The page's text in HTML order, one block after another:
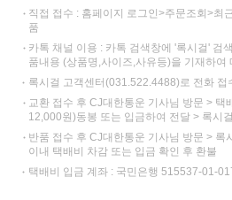
직접 접수 : 홈페이지 로그인>주문조회>최
품
카톡 채널 이용 : 카톡 검색창에 '록시걸' 검
품내용 (상품명,사이즈,사유등)을 기재하여
록시걸 고객센터(031.522.4488)로 전화 접
교환 접수 후 CJ대한통운 기사님 방문 >
12,000원)동봉 또는 입금하여 전달 > 록시
반품 접수 후 CJ대한통운 기사님 방문 > 록
이내 택배비 차감 또는 입금 확인 후 환불
택배비 입금 계좌 : 국민은행 515537-01-